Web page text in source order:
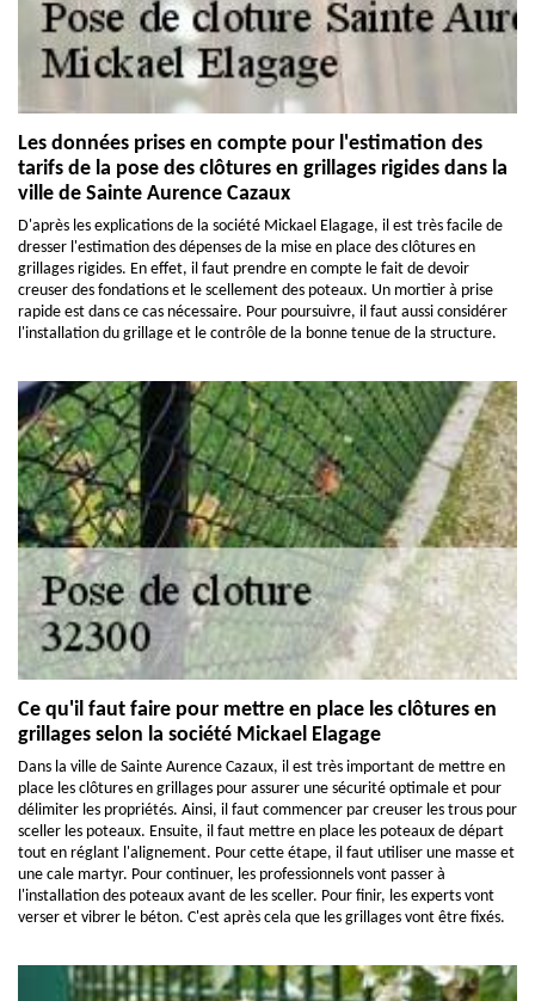
Les données prises en compte pour l'estimation des
tarifs de la pose des clôtures en grillages rigides dans la
ville de Sainte Aurence Cazaux
D'après les explications de la société Mickael Elagage, il est très facile de
dresser l'estimation des dépenses de la mise en place des clôtures en
grillages rigides. En effet, il faut prendre en compte le fait de devoir
creuser des fondations et le scellement des poteaux. Un mortier à prise
rapide est dans ce cas nécessaire. Pour poursuivre, il faut aussi considérer
l'installation du grillage et le contrôle de la bonne tenue de la structure.
Ce qu'il faut faire pour mettre en place les clôtures en
grillages selon la société Mickael Elagage
Dans la ville de Sainte Aurence Cazaux, il est très important de mettre en
place les clôtures en grillages pour assurer une sécurité optimale et pour
délimiter les propriétés. Ainsi, il faut commencer par creuser les trous pour
sceller les poteaux. Ensuite, il faut mettre en place les poteaux de départ
tout en réglant l'alignement. Pour cette étape, il faut utiliser une masse et
une cale martyr. Pour continuer, les professionnels vont passer à
l'installation des poteaux avant de les sceller. Pour finir, les experts vont
verser et vibrer le béton. C'est après cela que les grillages vont être fixés.